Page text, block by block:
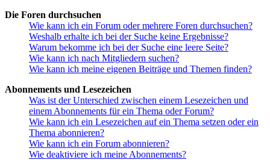
Die Foren durchsuchen
Wie kann ich ein Forum oder mehrere Foren durchsuchen?
Weshalb erhalte ich bei der Suche keine Ergebnisse?
Warum bekomme ich bei der Suche eine leere Seite?
Wie kann ich nach Mitgliedern suchen?
Wie kann ich meine eigenen Beiträge und Themen finden?
Abonnements und Lesezeichen
Was ist der Unterschied zwischen einem Lesezeichen und
einem Abonnements für ein Thema oder Forum?
Wie kann ich ein Lesezeichen auf ein Thema setzen oder ein
Thema abonnieren?
Wie kann ich ein Forum abonnieren?
Wie deaktiviere ich meine Abonnements?